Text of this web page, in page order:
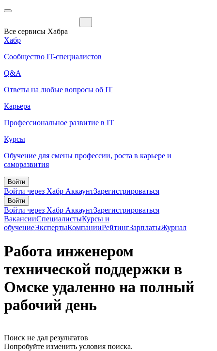
Все сервисы Хабра
Хабр
Сообщество IT-специалистов
Q&A
Ответы на любые вопросы об IT
Карьера
Профессиональное развитие в IT
Курсы
Обучение для смены профессии, роста в карьере и
саморазвития
Войти
Войти через Хабр АккаунтЗарегистрироваться
Войти
Войти через Хабр АккаунтЗарегистрироваться
ВакансииСпециалистыКурсы и
обучениеЭкспертыКомпанииРейтингЗарплатыЖурнал
Работа инженером
технической поддержки в
Омске удаленно на полный
рабочий день
Поиск не дал результатов
Попробуйте изменить условия поиска.